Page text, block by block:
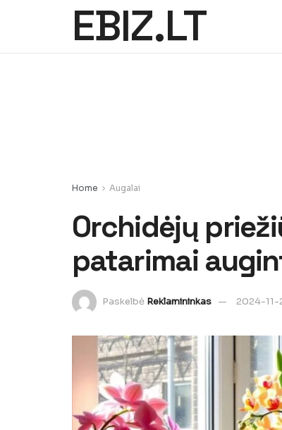
EBIZ.LT
Home Augalai
Orchidėjų
patarimai
Paskelbė Reklamininkas 2024-11-